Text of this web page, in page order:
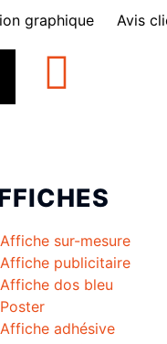
graphique Avis
Affiche sur-mesure
Affiche publicitaire
Affiche dos bleu
Poster
Affiche adhésive